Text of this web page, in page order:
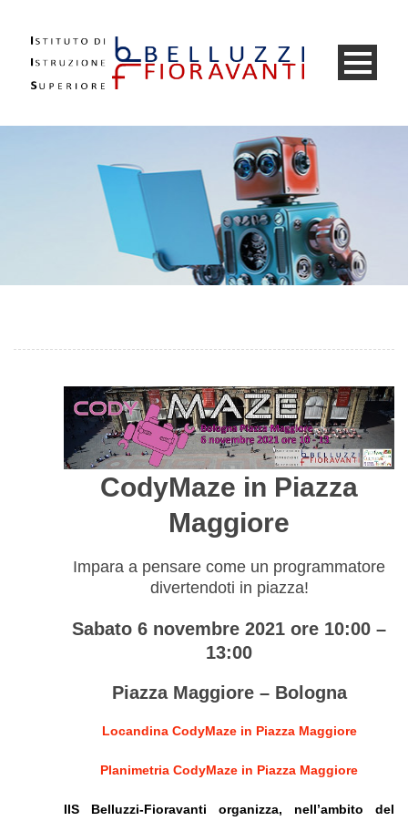
CodyMaze in Piazza
Maggiore
Impara a pensare come un programmatore
divertendoti in piazza!
Sabato 6 novembre 2021 ore 10:00 –
13:00
Piazza Maggiore – Bologna
Locandina CodyMaze in Piazza Maggiore
Planimetria CodyMaze in Piazza Maggiore
IIS Belluzzi-Fioravanti organizza, nell’ambito del